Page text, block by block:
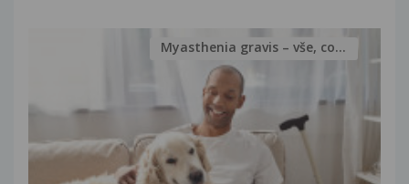
Myasthenia gravis – vše, co...